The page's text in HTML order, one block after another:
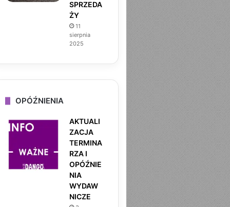
SPRZEDA
ŻY
11
sierpnia
2025
OPÓŹNIENIA
AKTUALI
ZACJA
TERMINA
RZA I
OPÓŹNIE
NIA
WYDAW
NICZE